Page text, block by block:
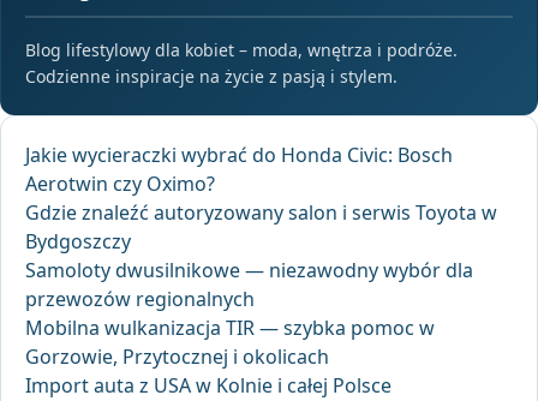
Blog lifestylowy dla kobiet – moda, wnętrza i podróże.
Codzienne inspiracje na życie z pasją i stylem.
Jakie wycieraczki wybrać do Honda Civic: Bosch
Aerotwin czy Oximo?
Gdzie znaleźć autoryzowany salon i serwis Toyota w
Bydgoszczy
Samoloty dwusilnikowe — niezawodny wybór dla
przewozów regionalnych
Mobilna wulkanizacja TIR — szybka pomoc w
Gorzowie, Przytocznej i okolicach
Import auta z USA w Kolnie i całej Polsce